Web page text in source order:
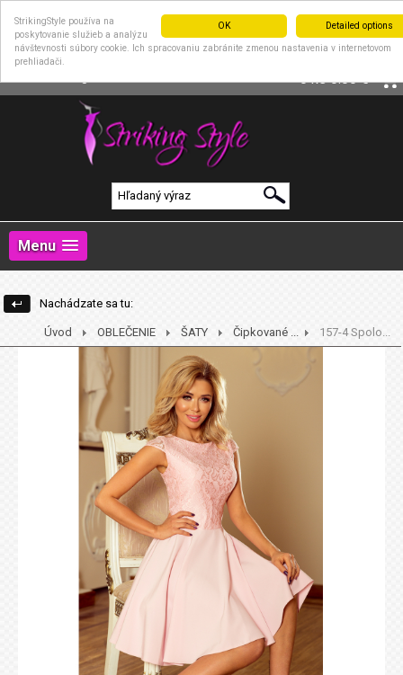
Detailed options
OK
StrikingStyle používa na
poskytovanie služieb a analýzu
návštevnosti súbory cookie. Ich spracovaniu zabránite zmenou nastavenia v internetovom
prehliadači.
0 ks0.00 €
Menu
Nachádzate sa tu:
Úvod OBLEČENIE ŠATY Čipkované ... 157-4 Spolo...